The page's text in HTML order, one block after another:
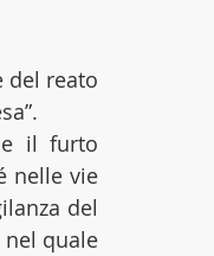
del reato
il furto
nelle vie
del
quale